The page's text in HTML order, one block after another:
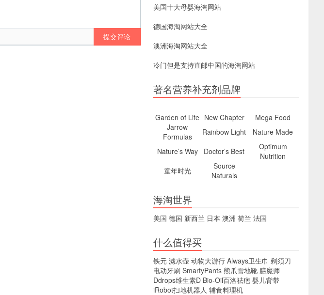
提交评论
美国十大母婴海淘网站
德国海淘网站大全
澳洲海淘网站大全
冷门但是支持直邮中国的海淘网站
著名营养补充剂品牌
Garden of Life New Chapter
Mega Food
Jarrow
Formulas
Rainbow Light
Nature Made
Nature’s Way
Doctor’s Best
Optimum
Nutrition
童年时光
Source
Naturals
海淘世界
美国 德国 新西兰 日本 澳洲 荷兰 法国
什么值得买
铁元 滤水壶 动物大游行 Always卫生巾 剃须刀
电动牙刷 SmartyPants 熊爪雪地靴 膳魔师
Ddrops维生素D Bio-Oil百洛祛疤 婴儿背带
iRobot扫地机器人 辅食料理机